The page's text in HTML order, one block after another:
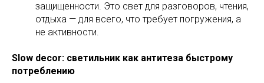
защищенности. Это свет для разговоров, чтения,
отдыха — для всего, что требует погружения, а
не активности.
Slow decor: светильник как антитеза быстрому
потреблению